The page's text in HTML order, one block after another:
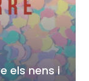
els nens i